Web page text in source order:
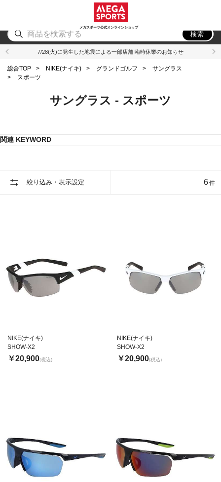
メガスポーツ公式オンラインショップ
アウトドア
検索
7/28(火)に発生した地震による一部店舗 臨時休業のお知らせ
総合TOP > NIKE(ナイキ) > グランドゴルフ >
サングラス
>
スポーツ
サングラス - スポーツ
関連 KEYWORD
絞り込み・表示設定 6件
NIKE(ナイキ)
SHOW-X2
￥20,900(税込)
NIKE(ナイキ)
SHOW-X2
￥20,900(税込)